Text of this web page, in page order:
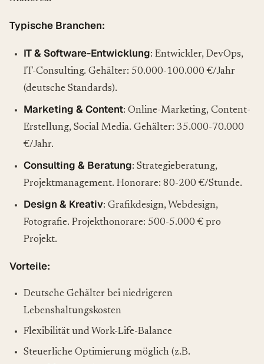
Typische Branchen:
IT & Software-Entwicklung: Entwickler, DevOps,
IT-Consulting. Gehälter: 50.000-100.000 €/Jahr
(deutsche Standards).
Marketing & Content: Online-Marketing, Content-
Erstellung, Social Media. Gehälter: 35.000-70.000
€/Jahr.
Consulting & Beratung: Strategieberatung,
Projektmanagement. Honorare: 80-200 €/Stunde.
Design & Kreativ: Grafikdesign, Webdesign,
Fotografie. Projekthonorare: 500-5.000 € pro
Projekt.
Vorteile:
Deutsche Gehälter bei niedrigeren
Lebenshaltungskosten
Flexibilität und Work-Life-Balance
Steuerliche Optimierung möglich (z.B.